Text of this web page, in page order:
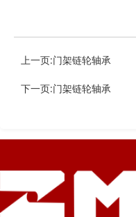
上一页:门架链轮轴承
下一页:门架链轮轴承